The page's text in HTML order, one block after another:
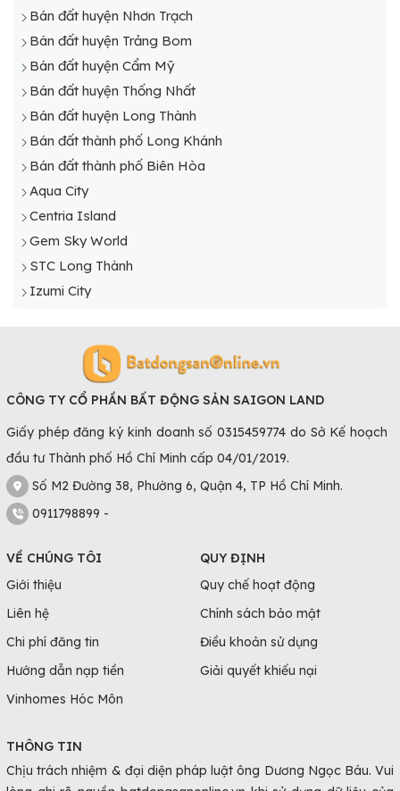
Bán đất huyện Nhơn Trạch
Bán đất huyện Trảng Bom
Bán đất huyện Cẩm Mỹ
Bán đất huyện Thống Nhất
Bán đất huyện Long Thành
Bán đất thành phố Long Khánh
Bán đất thành phố Biên Hòa
Aqua City
Centria Island
Gem Sky World
STC Long Thành
Izumi City
CÔNG TY CỔ PHẦN BẤT ĐỘNG SẢN SAIGON LAND
Giấy phép đăng ký kinh doanh số 0315459774 do Sở Kế hoạch
đầu tư Thành phố Hồ Chí Minh cấp 04/01/2019.
Số M2 Đường 38, Phường 6, Quận 4, TP Hồ Chí Minh.
0911798899 -
VỀ CHÚNG TÔI
Giới thiệu
Liên hệ
Chi phí đăng tin
Hướng dẫn nạp tiền
Vinhomes Hóc Môn
QUY ĐỊNH
Quy chế hoạt động
Chính sách bảo mật
Điều khoản sử dụng
Giải quyết khiếu nại
THÔNG TIN
Chịu trách nhiệm & đại diện pháp luật ông Dương Ngọc Báu. Vui